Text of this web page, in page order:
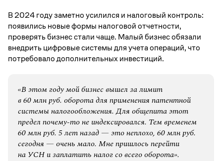
В 2024 году заметно усилился и налоговый контроль:
появились новые формы налоговой отчетности,
проверять бизнес стали чаще. Малый бизнес обязали
внедрить цифровые системы для учета операций, что
потребовало дополнительных инвестиций.
«В этом году мой бизнес вышел за лимит
в 60 млн руб. оборота для применения патентной
системы налогообложения. Для общепита этот
предел почему-то не индексировался. Тем временем
60 млн руб. 5 лет назад — это неплохо, 60 млн руб.
сегодня — очень мало. Мне пришлось перейти
на УСН и заплатить налог со всего оборота».